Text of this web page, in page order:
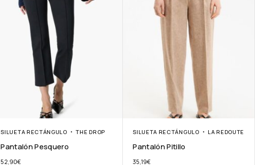
SILUETA RECTÁNGULO THE DROP
Pantalón Pesquero
52,90€
SILUETA RECTÁNGULO LA REDOUTE
Pantalón Pitillo
35,19€